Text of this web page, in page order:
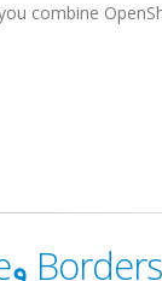
combine